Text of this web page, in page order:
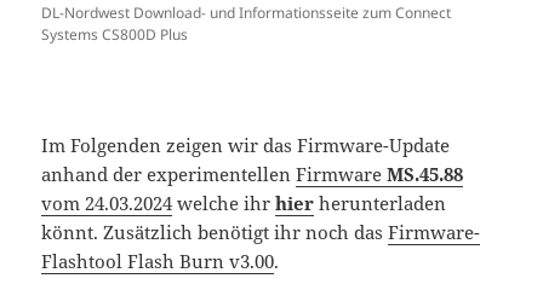
DL-Nordwest Download- und Informationsseite zum Connect
Systems CS800D Plus
Im Folgenden zeigen wir das Firmware-Update
anhand der experimentellenFirmwareMS.45.88
vom 24.03.2024welche ihrhier herunterladen
könnt. Zusätzlich benötigt ihr noch dasFirmware-
Flashtool Flash Burn v3.00.